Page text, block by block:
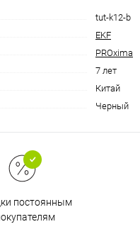
tut-k12-b
EKF
PROxima
7 лет
Китай
Черный
постоянным